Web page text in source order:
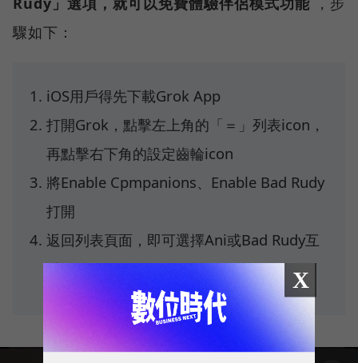
驟如下：
iOS用戶得先下載Grok App
打開Grok，點擊左上角的「＝」列表icon，
再點擊右下角的設定齒輪icon
將Enable Cpmpanions、Enable Bad Rudy
打開
返回列表頁面，即可選擇Ani或Bad Rudy互
動
X